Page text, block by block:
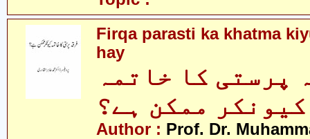
Firqa parasti ka khatma
hay
پرستی کا خاتمہ
کیونکر ممکن ہے؟
Author : Prof. Dr.